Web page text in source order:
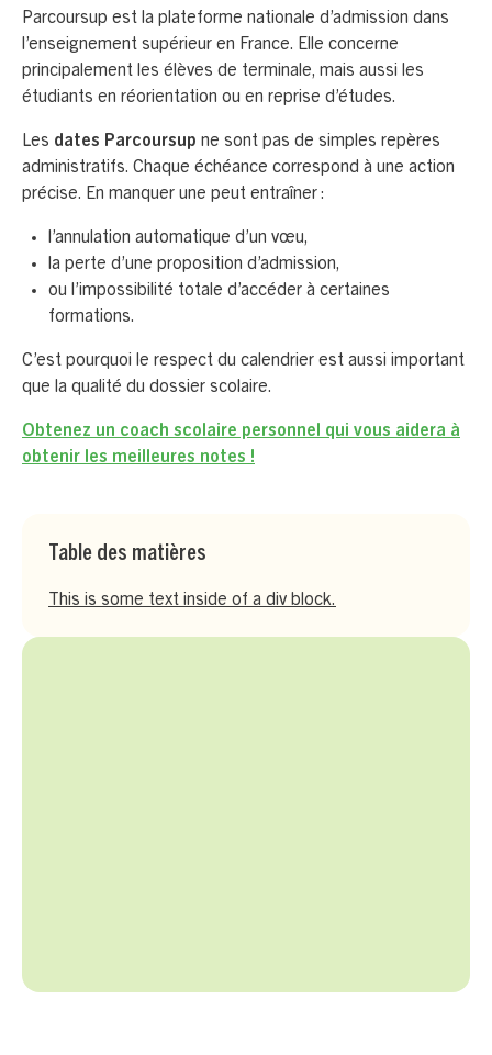
Parcoursup est la plateforme nationale d’admission dans
l’enseignement supérieur en France. Elle concerne
principalement les élèves de terminale, mais aussi les
étudiants en réorientation ou en reprise d’études.
Les dates Parcoursup ne sont pas de simples repères
administratifs. Chaque échéance correspond à une action
précise. En manquer une peut entraîner :
l’annulation automatique d’un vœu,
la perte d’une proposition d’admission,
ou l’impossibilité totale d’accéder à certaines
formations.
C’est pourquoi le respect du calendrier est aussi important
que la qualité du dossier scolaire.
Obtenez un coach scolaire personnel qui vous aidera à
obtenir les meilleures notes !
Table des matières
This is some text inside of a div block.